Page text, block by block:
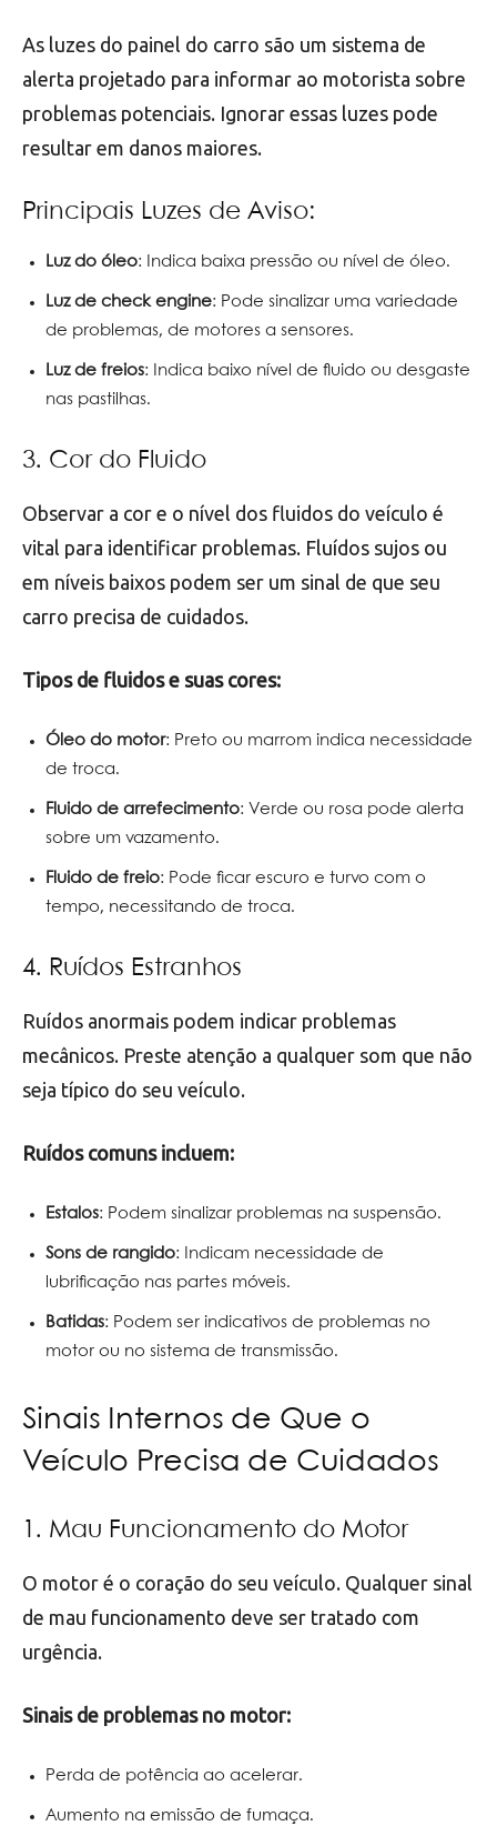
As luzes do painel do carro são um sistema de
alerta projetado para informar ao motorista sobre
problemas potenciais. Ignorar essas luzes pode
resultar em danos maiores.
Principais Luzes de Aviso:
Luz do óleo: Indica baixa pressão ou nível de óleo.
Luz de check engine: Pode sinalizar uma variedade
de problemas, de motores a sensores.
Luz de freios: Indica baixo nível de fluido ou desgaste
nas pastilhas.
3. Cor do Fluido
Observar a cor e o nível dos fluidos do veículo é
vital para identificar problemas. Fluídos sujos ou
em níveis baixos podem ser um sinal de que seu
carro precisa de cuidados.
Tipos de fluidos e suas cores:
Óleo do motor: Preto ou marrom indica necessidade
de troca.
Fluido de arrefecimento: Verde ou rosa pode alerta
sobre um vazamento.
Fluido de freio: Pode ficar escuro e turvo com o
tempo, necessitando de troca.
4. Ruídos Estranhos
Ruídos anormais podem indicar problemas
mecânicos. Preste atenção a qualquer som que não
seja típico do seu veículo.
Ruídos comuns incluem:
Estalos: Podem sinalizar problemas na suspensão.
Sons de rangido: Indicam necessidade de
lubrificação nas partes móveis.
Batidas: Podem ser indicativos de problemas no
motor ou no sistema de transmissão.
Sinais Internos de Que o
Veículo Precisa de Cuidados
1. Mau Funcionamento do Motor
O motor é o coração do seu veículo. Qualquer sinal
de mau funcionamento deve ser tratado com
urgência.
Sinais de problemas no motor:
Perda de potência ao acelerar.
Aumento na emissão de fumaça.